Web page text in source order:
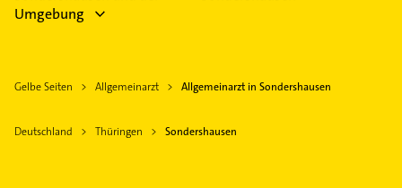
Umgebung
Gelbe Seiten Allgemeinarzt Allgemeinarzt in Sondershausen
Deutschland Thüringen Sondershausen